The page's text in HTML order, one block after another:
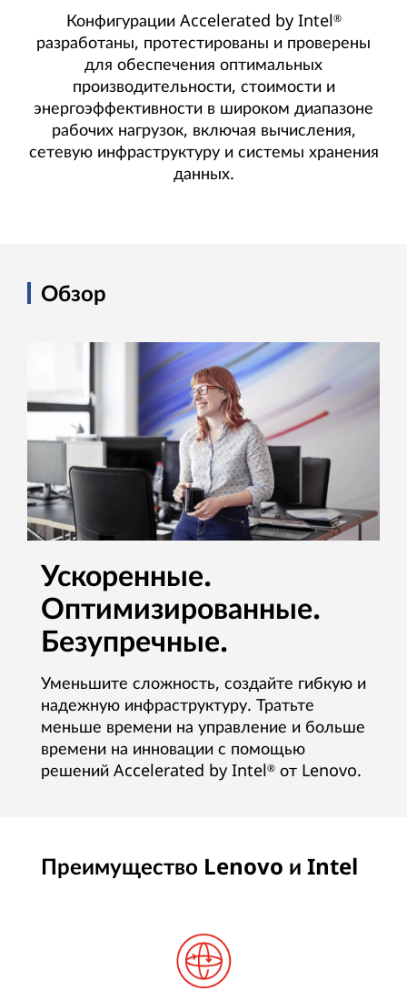
Конфигурации Accelerated by Intel®
разработаны, протестированы и проверены
для обеспечения оптимальных
производительности, стоимости и
энергоэффективности в широком диапазоне
рабочих нагрузок, включая вычисления,
сетевую инфраструктуру и системы хранения
данных.
Обзор
Ускоренные.
Оптимизированные.
Безупречные.
Уменьшите сложность, создайте гибкую и
надежную инфраструктуру. Тратьте
меньше времени на управление и больше
времени на инновации с помощью
решений Accelerated by Intel® от Lenovo.
Преимущество Lenovo и Intel